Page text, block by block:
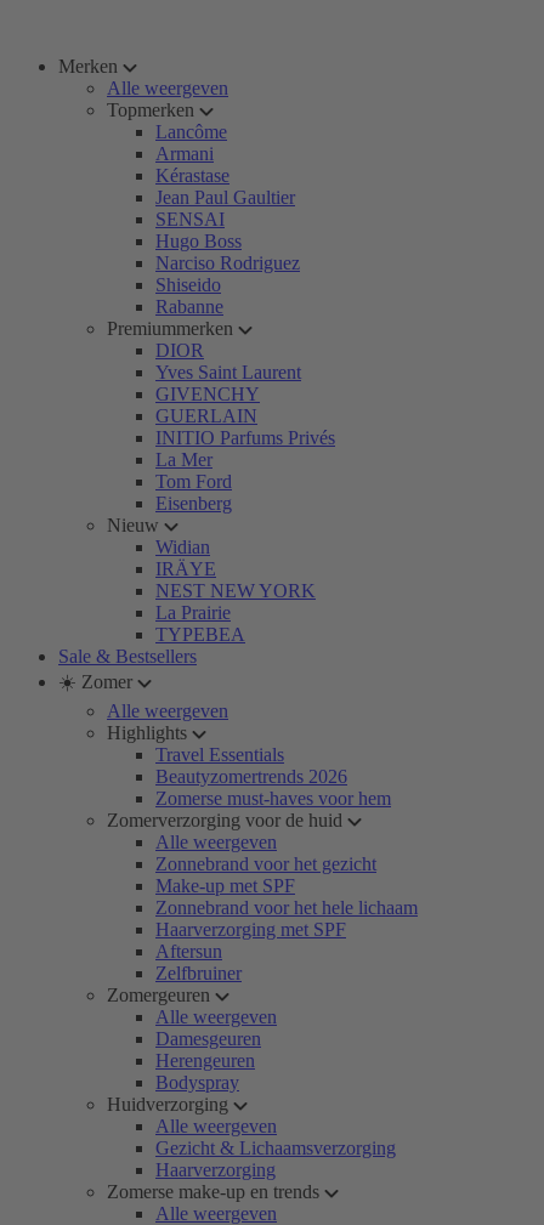
Merken
Alle weergeven
Topmerken
Lancôme
Armani
Kérastase
Jean Paul Gaultier
SENSAI
Hugo Boss
Narciso Rodriguez
Shiseido
Rabanne
Premiummerken
DIOR
Yves Saint Laurent
GIVENCHY
GUERLAIN
INITIO Parfums Privés
La Mer
Tom Ford
Eisenberg
Nieuw
Widian
IRÄYE
NEST NEW YORK
La Prairie
TYPEBEA
Sale & Bestsellers
☀️ Zomer
Alle weergeven
Highlights
Travel Essentials
Beautyzomertrends 2026
Zomerse must-haves voor hem
Zomerverzorging voor de huid
Alle weergeven
Zonnebrand voor het gezicht
Make-up met SPF
Zonnebrand voor het hele lichaam
Haarverzorging met SPF
Aftersun
Zelfbruiner
Zomergeuren
Alle weergeven
Damesgeuren
Herengeuren
Bodyspray
Huidverzorging
Alle weergeven
Gezicht & Lichaamsverzorging
Haarverzorging
Zomerse make-up en trends
Alle weergeven